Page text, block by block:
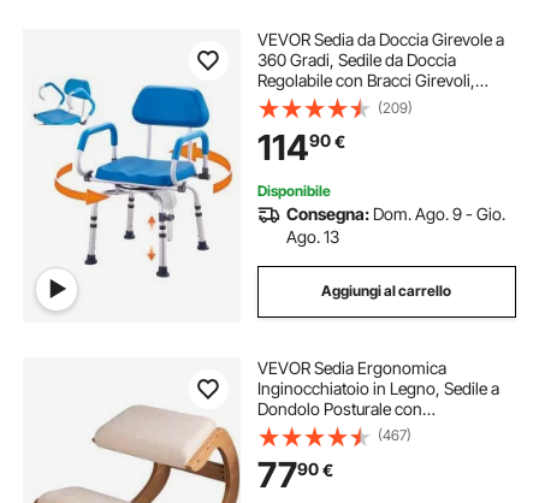
VEVOR Sedia da Doccia Girevole a
360 Gradi, Sedile da Doccia
Regolabile con Bracci Girevoli,
Sedile Bagno Imbottito per Doccia,
Sedia Bagno Girevole Antiscivolo
per Anziani Disabili, Capacità 135
kg
(209)
11490€
Disponibile
Consegna: Dom. Ago. 9 - Gio.
Ago. 13
Aggiungi al carrello
VEVOR Sedia Ergonomica
Inginocchiatoio in Legno, Sedile a
Dondolo Posturale con
Angolamento, Seggiola di
Posizionamento Poggiaginocchia,
Seduta Ergonomica Colore Bianco
per Casa Scrivania e Ufficio
(467)
7790€